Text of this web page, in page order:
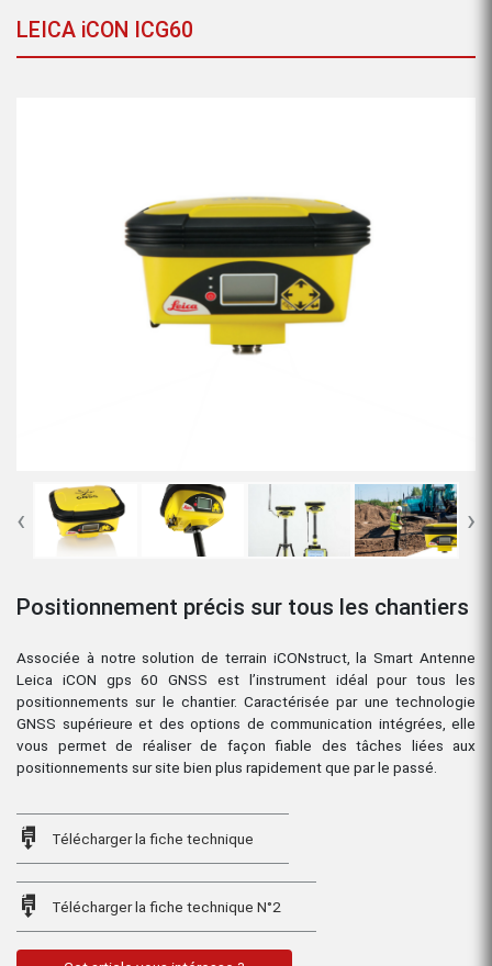
LEICA iCON ICG60
‹ ›
Positionnement précis sur tous les chantiers
Associée à notre solution de terrain iCONstruct, la Smart Antenne
Leica iCON gps 60 GNSS est l’instrument idéal pour tous les
positionnements sur le chantier. Caractérisée par une technologie
GNSS supérieure et des options de communication intégrées, elle
vous permet de réaliser de façon fiable des tâches liées aux
positionnements sur site bien plus rapidement que par le passé.
Télécharger la fiche technique
Télécharger la fiche technique N°2